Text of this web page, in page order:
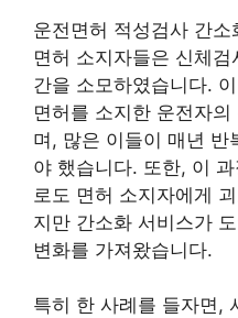
운전면허 적성검사 간
면허 소지자들은 신체
간을 소모하였습니다.
면허를 소지한 운전자
며, 많은 이들이 매년 반
야 했습니다. 또한, 이
로도 면허 소지자에게
지만 간소화 서비스가
변화를 가져왔습니다.
특히 한 사례를 들자면,